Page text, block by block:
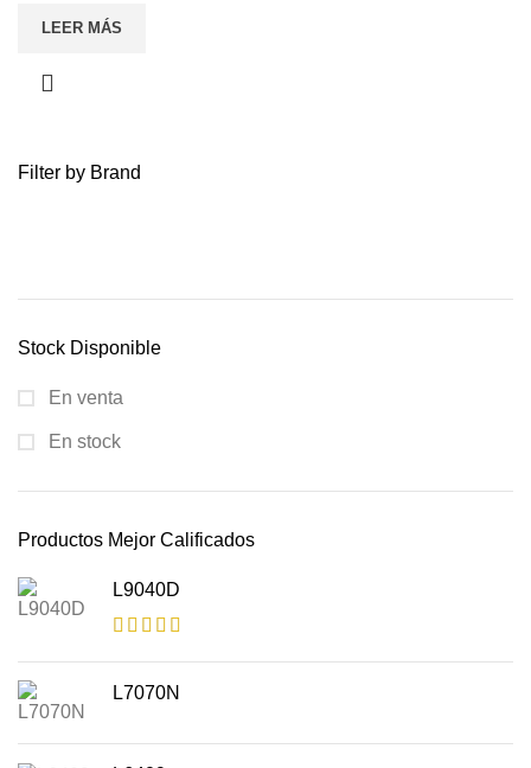
Filter by Brand
Stock Disponible
En venta
En stock
Productos Mejor Calificados
L9040D
L7070N
LEER MÁS